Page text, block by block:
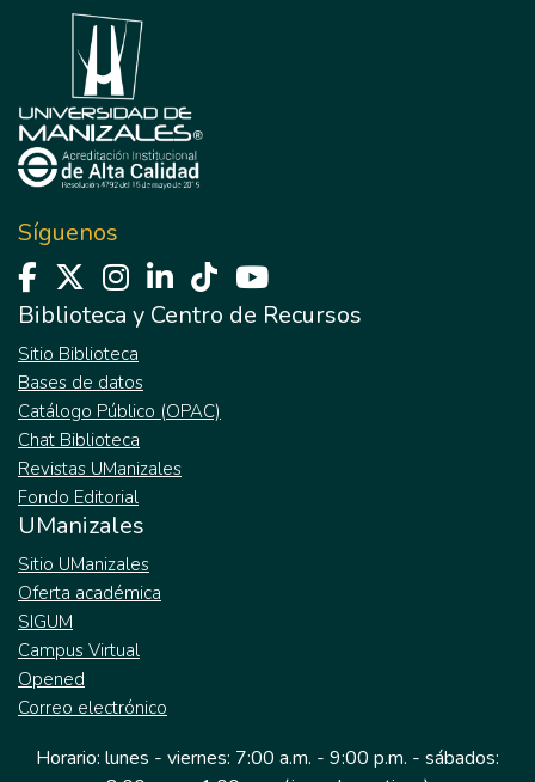
Síguenos
Biblioteca y Centro de Recursos
Sitio Biblioteca
Bases de datos
Catálogo Público (OPAC)
Chat Biblioteca
Revistas UManizales
Fondo Editorial
UManizales
Sitio UManizales
Oferta académica
SIGUM
Campus Virtual
Opened
Correo electrónico
Horario: lunes - viernes: 7:00 a.m. - 9:00 p.m. - sábados: